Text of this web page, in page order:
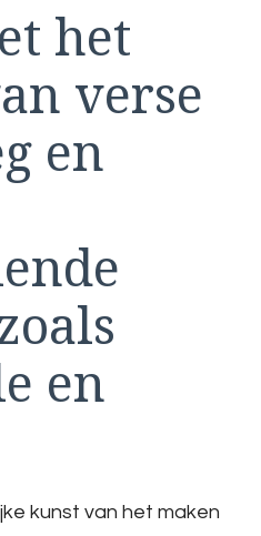
het
verse
en
en
kunst van het maken